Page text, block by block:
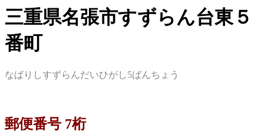
三重県名張市すずらん台東５
番町
なばりしすずらんだいひがし5ばんちょう
郵便番号 7桁